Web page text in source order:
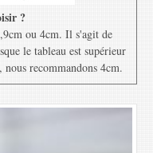
?
ou 4cm. Il s'agit de
le tableau est supérieur
recommandons 4cm.